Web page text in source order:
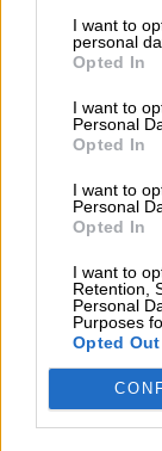
I want to
personal
Opted In
I want to
Personal
Opted In
I want to
Personal
Opted In
I want to
Retention,
Personal
Purposes
Opted Out